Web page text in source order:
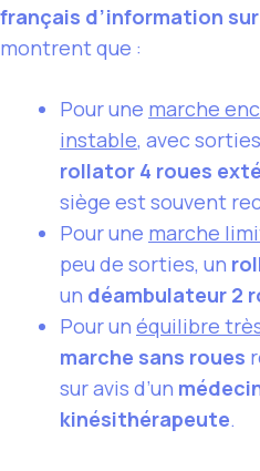
français d’information
montrent que :
Pour une marche
instable, avec
rollator 4 roues
siège est souvent
Pour une marche
peu de sorties, un
un déambulateur 2
Pour un équilibre
marche sans roues
sur avis d’un
kinésithérapeute.